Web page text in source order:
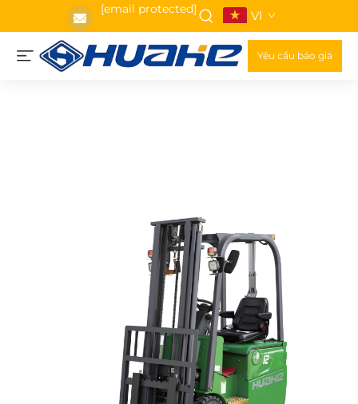
[email protected] VI
Yêu cầu báo giá